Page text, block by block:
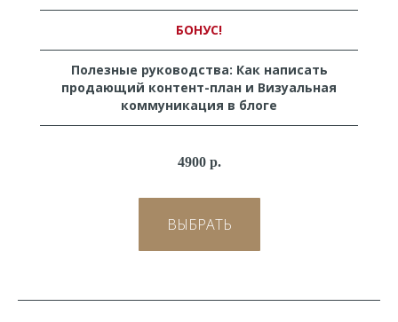
БОНУС!
Полезные руководства: Как написать
продающий контент-план и Визуальная
коммуникация в блоге
4900 р.
ВЫБРАТЬ